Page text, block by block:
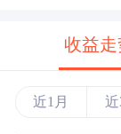
收益走
近1月 近